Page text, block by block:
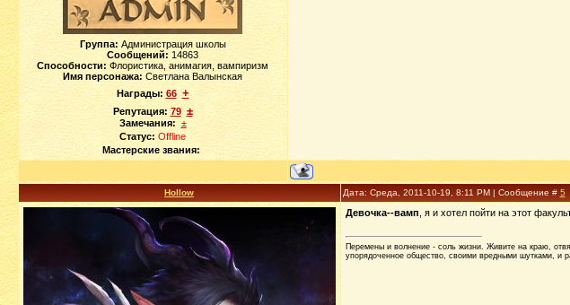
Группа: Администрация школы
Сообщений: 14863
Способности: Флористика, анимагия, вампиризм
Имя персонажа: Светлана Валынская
Награды: 66 +
Репутация: 79 ±
Замечания: ±
Статус: Offline
Мастерские звания:
Hollow Дата: Среда, 2011-10-19, 8:11 PM | Сообщение # 5
Девочка--вамп , я и хотел пойти на этот
Перемены и волнение - соль жизни. Живите на краю,
упорядоченное общество, своими вредными шутками, и